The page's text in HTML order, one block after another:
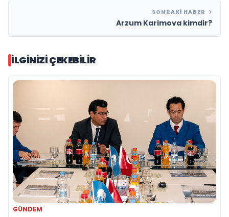
SONRAKI HABER
Arzum Karimova kimdir?
İLGINIZI ÇEKEBILIR
GÜNDEM